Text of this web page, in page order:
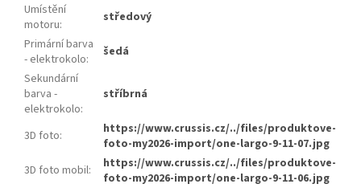
Umístění
motoru:
středový
Primární barva
- elektrokolo:
šedá
Sekundární
barva -
elektrokolo:
stříbrná
3D foto:
https://www.crussis.cz/../files/produktove-
foto-my2026-import/one-largo-9-11-07.jpg
3D foto mobil:
https://www.crussis.cz/../files/produktove-
foto-my2026-import/one-largo-9-11-06.jpg